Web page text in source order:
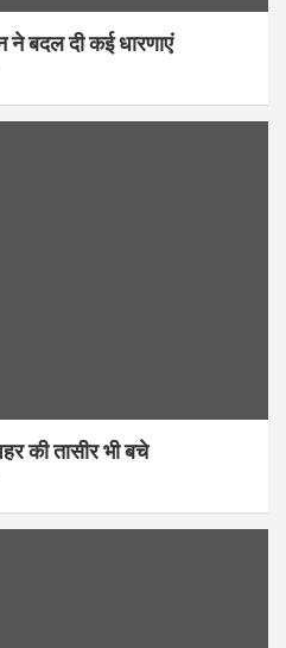
बदल दी कई धारणाएं
की तासीर भी बचे